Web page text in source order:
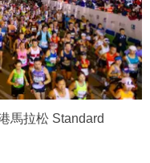
馬拉松 Standard